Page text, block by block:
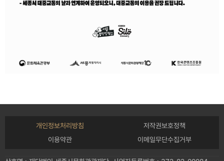
개인정보처리방침
저작권보호정책
이용약관
이메일무단수집거부